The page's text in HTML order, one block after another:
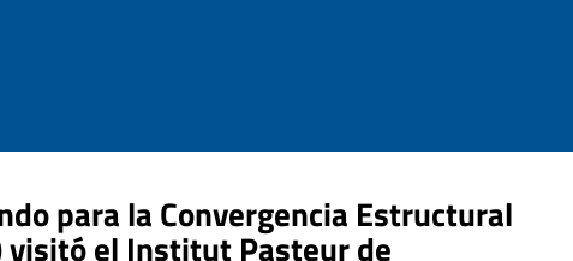
para la Convergencia Estructural
visitó el Institut Pasteur de